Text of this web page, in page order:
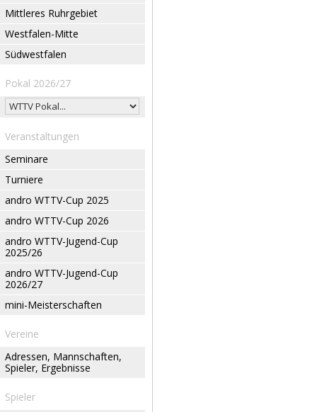
Mittleres Ruhrgebiet
Westfalen-Mitte
Südwestfalen
Pokal 2026/27
Veranstaltungen
Seminare
Turniere
andro WTTV-Cup 2025
andro WTTV-Cup 2026
andro WTTV-Jugend-Cup
2025/26
andro WTTV-Jugend-Cup
2026/27
mini-Meisterschaften
Vereine
Adressen, Mannschaften,
Spieler, Ergebnisse
Spieler